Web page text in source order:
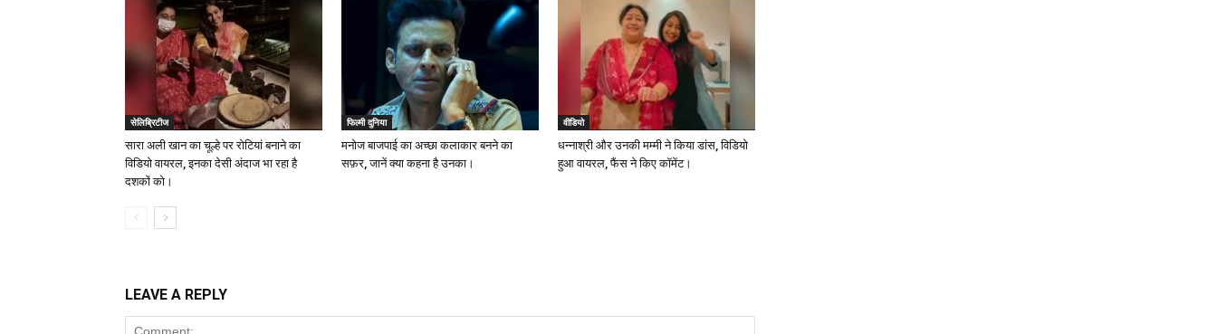
सेलिब्रिटीज
सारा अली खान का चूल्हे पर रोटियां बनाने का
विडियो वायरल, इनका देसी अंदाज भा रहा है
दशकों को।
फिल्मी दुनिया
मनोज बाजपाई का अच्छा कलाकार बनने का
सफ़र, जानें क्या कहना है उनका।
वीडियो
धन्नाश्री और उनकी मम्मी ने किया डांस, विडियो
हुआ वायरल, फैंस ने किए कॉमेंट।
LEAVE A REPLY